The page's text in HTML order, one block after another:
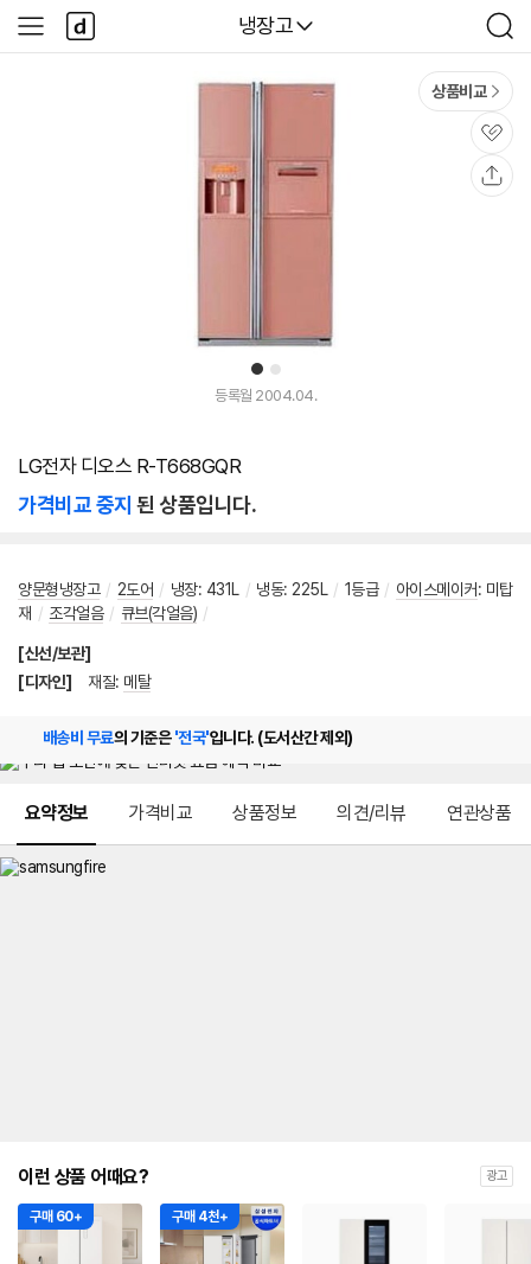
다나와
냉장고
검
색
사
이
다
나
와
1 2
상품비교
관
심
등록월 2004.04.
LG전자 디오스 R-T668GQR
가격비교 중지 된 상품입니다.
양문형냉장고 / 2도어 / 냉장: 431L / 냉동: 225L / 1등급 / 아이스메이커: 미탑
재 / 조각얼음 / 큐브(각얼음) /
[신선/보관]
[디자인]
재질: 메탈
배송비 무료의 기준은'전국'입니다. (도서산간 제외)
요약정보 가격비교 상품정보 의견/리뷰 연관상품
이런 상품 어때요? 광고
구매 60+ 구매 4천+